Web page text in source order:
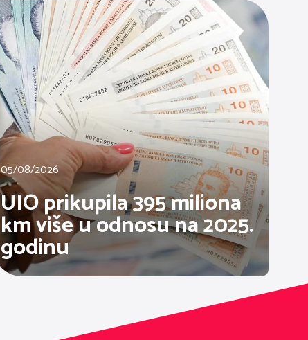
05/08/2026
UIO prikupila 395 miliona
km više u odnosu na 2025.
godinu